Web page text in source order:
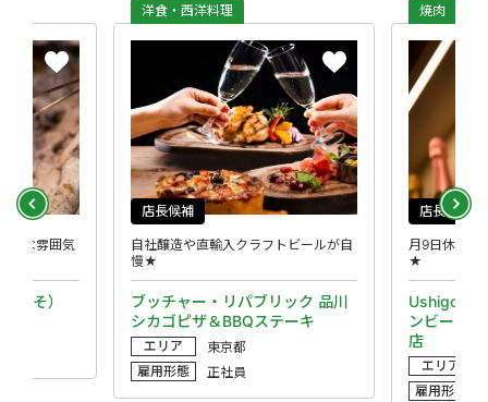
うそ）
クな雰囲気
ブッチャー・リパブリック 品川
シカゴピザ＆BBQステーキ
自社醸造や直輸入クラフトビールが自
慢★
洋食・西洋料理
店長候補
エリア
東京都
雇用形態
正社員
Ushigoro
ンビーナ
店
月9日休み★
★
焼肉
店長候補
エリア
雇用形態